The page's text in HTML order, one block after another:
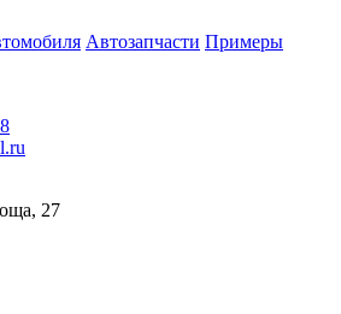
Автозапчасти Примеры
27